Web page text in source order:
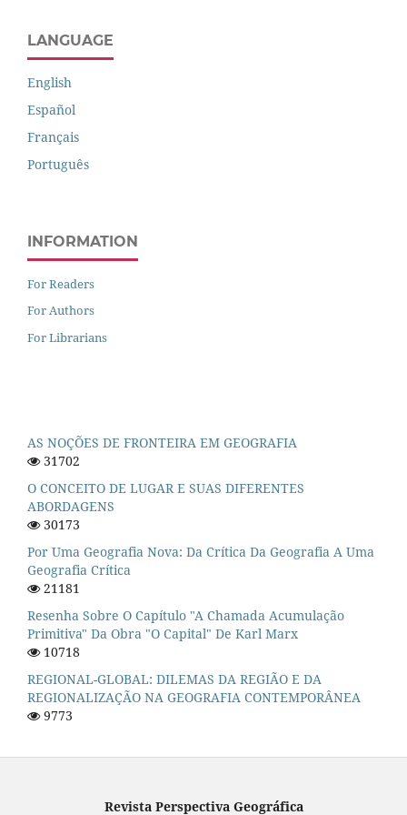
LANGUAGE
English
Español
Français
Português
INFORMATION
For Readers
For Authors
For Librarians
AS NOÇÕES DE FRONTEIRA EM GEOGRAFIA
31702
O CONCEITO DE LUGAR E SUAS DIFERENTES
ABORDAGENS
30173
Por Uma Geografia Nova: Da Crítica Da Geografia A Uma
Geografia Crítica
21181
Resenha Sobre O Capítulo "A Chamada Acumulação
Primitiva" Da Obra "O Capital" De Karl Marx
10718
REGIONAL-GLOBAL: DILEMAS DA REGIÃO E DA
REGIONALIZAÇÃO NA GEOGRAFIA CONTEMPORÂNEA
9773
Revista Perspectiva Geográfica